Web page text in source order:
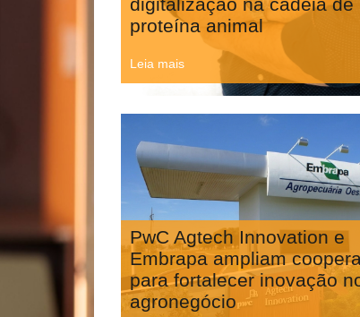
proteína animal
Leia mais
PwC Agtech Innovation e
Embrapa ampliam
para fortalecer inovação
agronegócio